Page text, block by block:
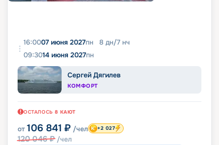
16:0007 июня 2027пн 8 дн/7 нч
09:3014 июня 2027пн
Сергей Дягилев
КОМФОРТ
ОСТАЛОСЬ 8 КАЮТ
от 106 841 ₽ /чел
120 046₽ /чел
+2 027